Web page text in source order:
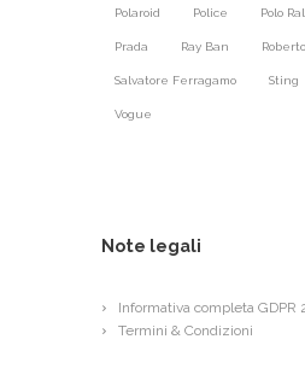
Polaroid Police Polo
Prada Ray Ban
Salvatore Ferragamo Sting
Vogue
Note legali
Informativa completa GDPR
Termini & Condizioni